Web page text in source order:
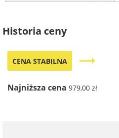
Historia ceny
CENA STABILNA trending_flat
Najniższa cena 979,00 zł